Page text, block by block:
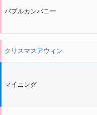
バブルカンパニー
クリスマスアウィン
マイニング